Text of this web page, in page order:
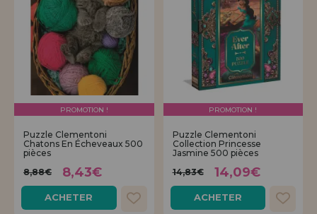
PROMOTION !
Puzzle Clementoni
Chatons En Écheveaux 500
pièces
8,88€
8,43€
ACHETER
PROMOTION !
Puzzle Clementoni
Collection Princesse
Jasmine 500 pièces
14,83€
14,09€
ACHETER